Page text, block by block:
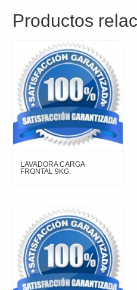
Productos
LAVADORA CARGA
FRONTAL 9KG.